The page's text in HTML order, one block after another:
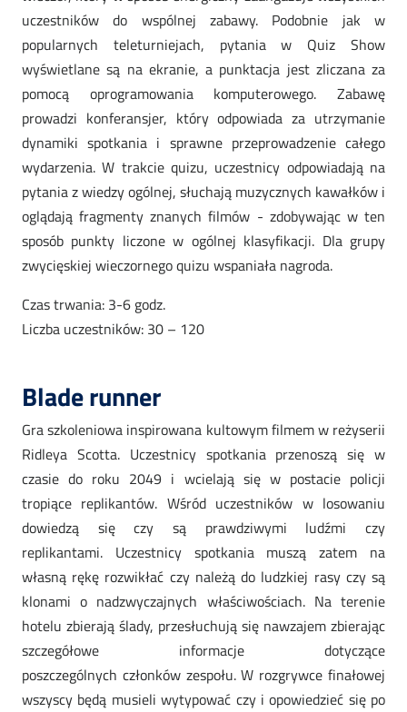
uczestników do wspólnej zabawy. Podobnie jak w
popularnych teleturniejach, pytania w Quiz Show
wyświetlane są na ekranie, a punktacja jest zliczana za
pomocą oprogramowania komputerowego. Zabawę
prowadzi konferansjer, który odpowiada za utrzymanie
dynamiki spotkania i sprawne przeprowadzenie całego
wydarzenia. W trakcie quizu, uczestnicy odpowiadają na
pytania z wiedzy ogólnej, słuchają muzycznych kawałków i
oglądają fragmenty znanych filmów - zdobywając w ten
sposób punkty liczone w ogólnej klasyfikacji. Dla grupy
zwycięskiej wieczornego quizu wspaniała nagroda.
Czas trwania: 3-6 godz.
Liczba uczestników: 30 – 120
Blade runner
Gra szkoleniowa inspirowana kultowym filmem w reżyserii
Ridleya Scotta. Uczestnicy spotkania przenoszą się w
czasie do roku 2049 i wcielają się w postacie policji
tropiące replikantów. Wśród uczestników w losowaniu
dowiedzą się czy są prawdziwymi ludźmi czy
replikantami. Uczestnicy spotkania muszą zatem na
własną rękę rozwikłać czy należą do ludzkiej rasy czy są
klonami o nadzwyczajnych właściwościach. Na terenie
hotelu zbierają ślady, przesłuchują się nawzajem zbierając
szczegółowe informacje dotyczące
poszczególnych członków zespołu. W rozgrywce finałowej
wszyscy będą musieli wytypować czy i opowiedzieć się po